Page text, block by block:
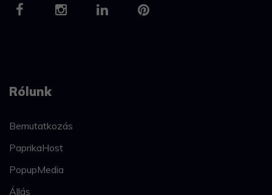
Rólunk
Bemutatkozás
PaprikaHost
PopupMedia
Állás